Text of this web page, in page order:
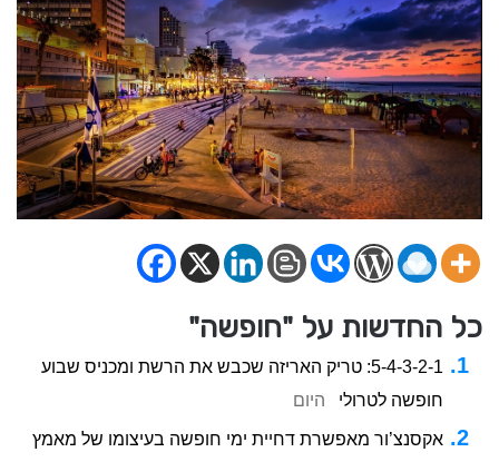
כל החדשות על "חופשה"
5-4-3-2-1: טריק האריזה שכבש את הרשת ומכניס שבוע
חופשה לטרולי
היום
אקסנצ’ור מאפשרת דחיית ימי חופשה בעיצומו של מאמץ